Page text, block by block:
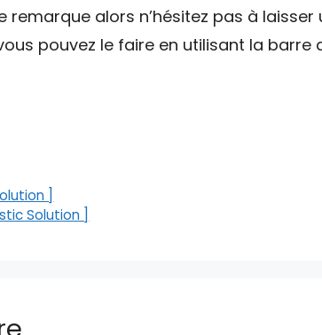
remarque alors n’hésitez pas à
pouvez le faire en utilisant la barre
]
Solution ]